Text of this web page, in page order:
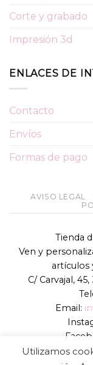
Corte y grabado
Impresión 3d
ENLACES DE
Contacto
Envíos
Formas de pago
AVISO LEGAL
Tienda
Ven y
artículos
C/ Carvajal,
Email:
Utilizamos